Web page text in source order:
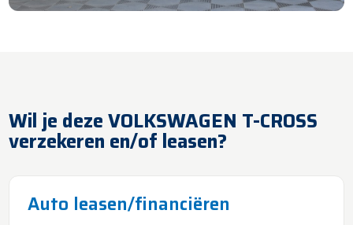
Wil je deze VOLKSWAGEN T-CROSS
verzekeren en/of leasen?
Auto leasen/financiëren